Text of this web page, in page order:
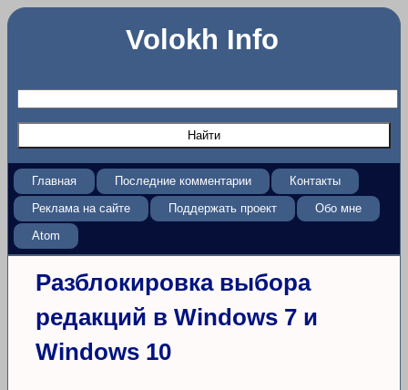
Volokh Info
Главная Последние комментарии
Контакты
Реклама на сайте
Поддержать проект
Обо мне
Atom
Разблокировка выбора
редакций в Windows 7 и
Windows 10